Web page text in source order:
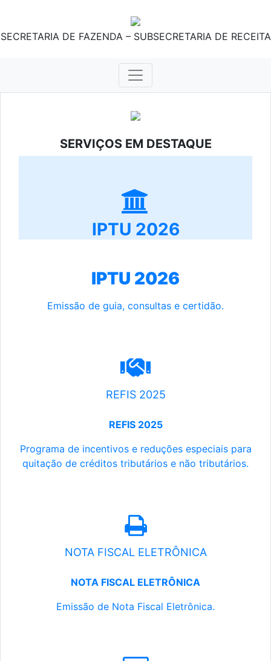
SECRETARIA DE FAZENDA – SUBSECRETARIA DE RECEITA
SERVIÇOS EM DESTAQUE
IPTU 2026
IPTU 2026
Emissão de guia, consultas e certidão.
REFIS 2025
REFIS 2025
Programa de incentivos e reduções especiais para
quitação de créditos tributários e não tributários.
NOTA FISCAL ELETRÔNICA
NOTA FISCAL ELETRÔNICA
Emissão de Nota Fiscal Eletrônica.